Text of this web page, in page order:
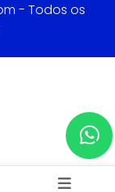
- Todos os